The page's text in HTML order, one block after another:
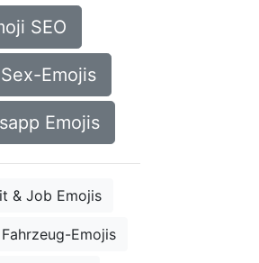
SEO
Sex-Emojis
Emojis
& Job Emojis
Fahrzeug-Emojis